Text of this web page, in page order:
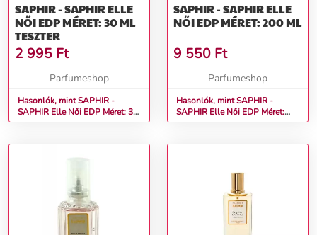
SAPHIR - SAPHIR ELLE
NŐI EDP MÉRET: 30 ML
TESZTER
2 995 Ft
Parfumeshop
Hasonlók, mint SAPHIR -
SAPHIR Elle Női EDP Méret: 30
ml teszter
SAPHIR - SAPHIR ELLE
NŐI EDP MÉRET: 200 ML
9 550 Ft
Parfumeshop
Hasonlók, mint SAPHIR -
SAPHIR Elle Női EDP Méret:
200 ml